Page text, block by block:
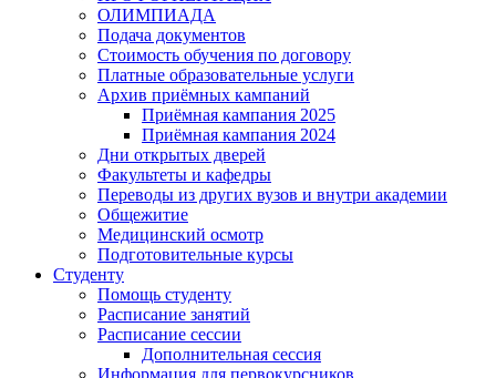
ОЛИМПИАДА
Подача документов
Стоимость обучения по договору
Платные образовательные услуги
Архив приёмных кампаний
Приёмная кампания 2025
Приёмная кампания 2024
Дни открытых дверей
Факультеты и кафедры
Переводы из других вузов и внутри академии
Общежитие
Медицинский осмотр
Подготовительные курсы
Студенту
Помощь студенту
Расписание занятий
Расписание сессии
Дополнительная сессия
Информация для первокурсников